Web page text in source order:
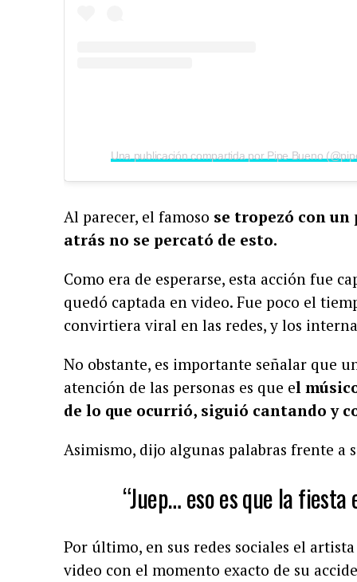
Al parecer, el famoso se tropezó con
atrás no se percató de esto.
Como era de esperarse, esta acción fue
quedó captada en video. Fue poco el
convirtiera viral en las redes, y los
No obstante, es importante señalar que
atención de las personas es que el
de lo que ocurrió, siguió cantando y
Asimismo, dijo algunas palabras frente a
“Juep… eso es que la fiesta
Por último, en sus redes sociales el
video con el momento exacto de su